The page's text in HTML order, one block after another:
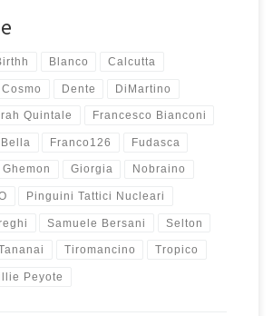
Blanco Calcutta
Cosmo Dente DiMartino
Quintale Francesco Bianconi
Franco126 Fudasca
Ghemon Giorgia Nobraino
Pinguini Tattici Nucleari
Samuele Bersani Selton
Tiromancino Tropico
Peyote